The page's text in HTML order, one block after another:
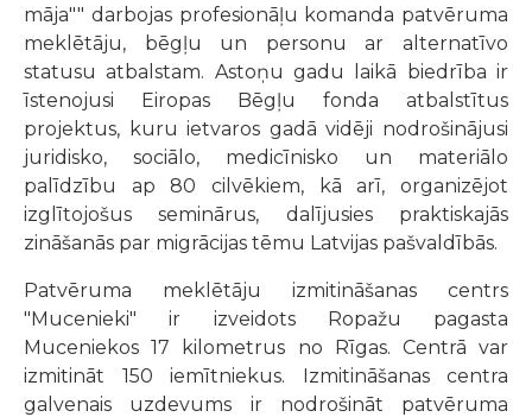
māja"" darbojas profesionāļu komanda patvēruma
meklētāju, bēgļu un personu ar alternatīvo
statusu atbalstam. Astoņu gadu laikā biedrība ir
īstenojusi Eiropas Bēgļu fonda atbalstītus
projektus, kuru ietvaros gadā vidēji nodrošinājusi
juridisko, sociālo, medicīnisko un materiālo
palīdzību ap 80 cilvēkiem, kā arī, organizējot
izglītojošus seminārus, dalījusies praktiskajās
zināšanās par migrācijas tēmu Latvijas pašvaldībās.
Patvēruma meklētāju izmitināšanas centrs
"Mucenieki" ir izveidots Ropažu pagasta
Muceniekos 17 kilometrus no Rīgas. Centrā var
izmitināt 150 iemītniekus. Izmitināšanas centra
galvenais uzdevums ir nodrošināt patvēruma